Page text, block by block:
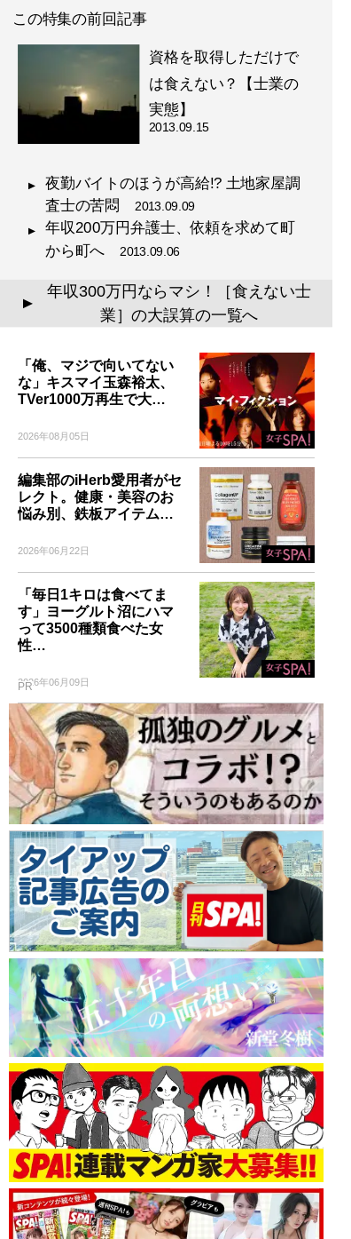
この特集の前回記事
資格を取得しただけで
は食えない？【士業の
実態】
2013.09.15
夜勤バイトのほうが高給!? 土地家屋調
査士の苦悶 2013.09.09
年収200万円弁護士、依頼を求めて町
から町へ 2013.09.06
▲
年収300万円ならマシ！［食えない士
業］の大誤算の一覧へ
「俺、マジで向いてない
な」キスマイ玉森裕太、
TVer1000万再生で大…
2026年08月05日
編集部のiHerb愛用者がセ
レクト。健康・美容のお
悩み別、鉄板アイテム…
2026年06月22日
「毎日1キロは食べてま
す」ヨーグルト沼にハマ
って3500種類食べた女
性…
2026年06月09日
PR